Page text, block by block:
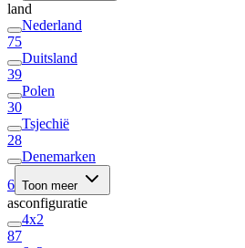
land
Nederland
75
Duitsland
39
Polen
30
Tsjechië
28
Denemarken
6 Toon meer
asconfiguratie
4x2
87